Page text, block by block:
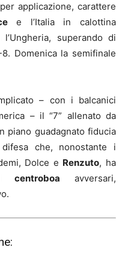
applicazione, carattere
e l’Italia in calottina
superando di
Domenica la semifinale
– con i balcanici
– il “7” allenato da
piano guadagnato fiducia
che, nonostante i
Dolce e Renzuto, ha
i centroboa avversari,